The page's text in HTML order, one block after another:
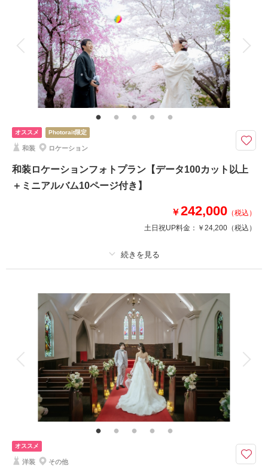
着付け ヘアメイク 小物一式
アルバム 10 P データ 100 カット 台紙付写真
衣装追加 挙式
家族と撮影 家族用衣装レンタル ペットと撮影
その他含むもの
福島県内出張料 ブーケ（造花）
福島県内であれば出張料無料で撮影可能！
このプランで撮影可能な撮影レポート
アクアマリンふくしま（福島）
オススメ Photorait限定
和装 ロケーション
和装ロケーションフォトプラン【データ100カット以上
＋ミニアルバム10ページ付き】
￥242,000 （税込）
土日祝UP料金： ￥24,200 （税込）
撮影料 新婦衣装1着 新郎衣装1着
着付け ヘアメイク 小物一式
アルバム 10 P データ 100 カット 台紙付写真
衣装追加 会食 挙式
家族と撮影 家族用衣装レンタル ペットと撮影
その他含むもの
福島県内出張料
福島県内であれば出張料無料で撮影可能！
オススメ
洋装 その他